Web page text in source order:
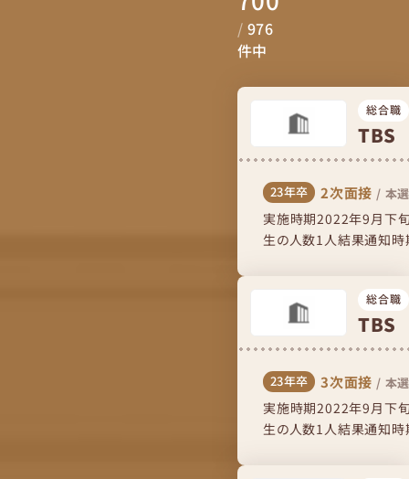
/ 976
件中
総合職
TBS
23年卒 2次面接 / 本
実施時期2022年9月下
生の人数1人結果通知時
総合職
TBS
23年卒 3次面接 / 本
実施時期2022年9月下
生の人数1人結果通知時